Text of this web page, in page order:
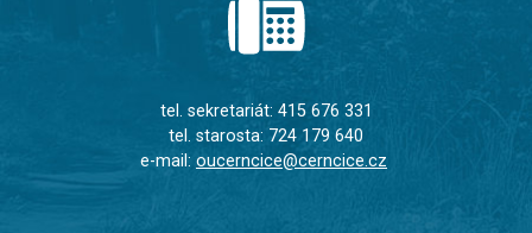
tel. sekretariát: 415 676 331
tel. starosta: 724 179 640
e-mail: oucerncice@cerncice.cz